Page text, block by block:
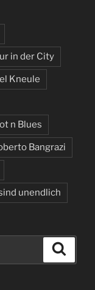
in der City
Kneule
n Blues
Bangrazi
unendlich